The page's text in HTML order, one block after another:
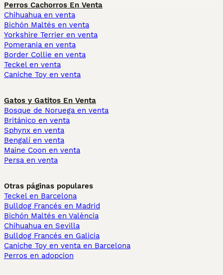
Perros Cachorros En Venta
Chihuahua en venta
Bichón Maltés en venta
Yorkshire Terrier en venta
Pomerania en venta
Border Collie en venta
Teckel en venta
Caniche Toy en venta
Gatos y Gatitos En Venta
Bosque de Noruega en venta
Británico en venta
Sphynx en venta
Bengalí en venta
Maine Coon en venta
Persa en venta
Otras páginas populares
Teckel en Barcelona
Bulldog Francés en Madrid
Bichón Maltés en València
Chihuahua en Sevilla
Bulldog Francés en Galicia
Caniche Toy en venta en Barcelona
Perros en adopcion